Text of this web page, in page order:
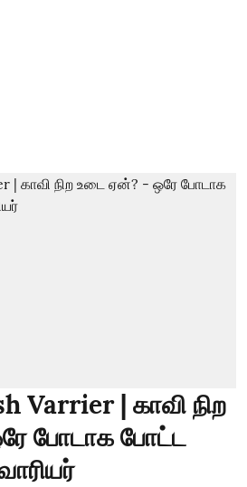
Varrier | காவி நிற
போடாக போட்ட